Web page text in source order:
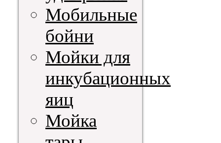
Мобильные
бойни
Мойки для
инкубационных
яиц
Мойка